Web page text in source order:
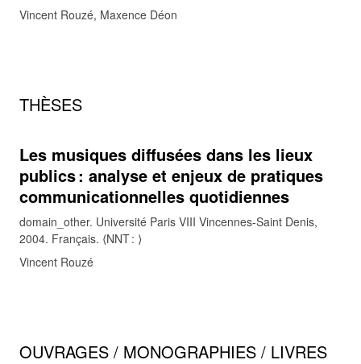
Vincent Rouzé, Maxence Déon
THÈSES
Les musiques diffusées dans les lieux
publics : analyse et enjeux de pratiques
communicationnelles quotidiennes
domain_other. Université Paris VIII Vincennes-Saint Denis,
2004. Français. ⟨NNT : ⟩
Vincent Rouzé
OUVRAGES / MONOGRAPHIES / LIVRES